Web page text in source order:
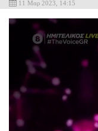
11 Μαρ 2023, 14:15